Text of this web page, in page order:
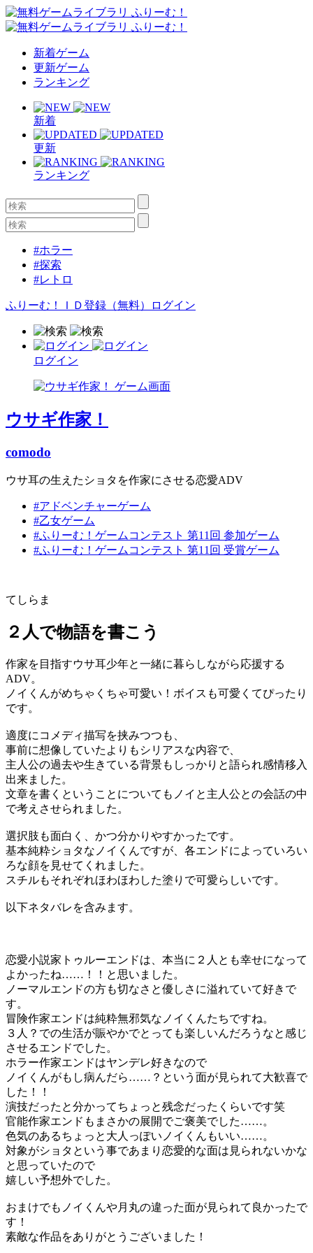
新着ゲーム
更新ゲーム
ランキング
新着
更新
ランキング
#ホラー
#探索
#レトロ
ふりーむ！ＩＤ登録（無料） ログイン
ログイン
ウサギ作家！
comodo
ウサ耳の生えたショタを作家にさせる恋愛ADV
#アドベンチャーゲーム
#乙女ゲーム
#ふりーむ！ゲームコンテスト 第11回 参加ゲーム
#ふりーむ！ゲームコンテスト 第11回 受賞ゲーム
てしらま
２人で物語を書こう
作家を目指すウサ耳少年と一緒に暮らしながら応援する
ADV。
ノイくんがめちゃくちゃ可愛い！ボイスも可愛くてぴったり
です。
適度にコメディ描写を挟みつつも、
事前に想像していたよりもシリアスな内容で、
主人公の過去や生きている背景もしっかりと語られ感情移入
出来ました。
文章を書くということについてもノイと主人公との会話の中
で考えさせられました。
選択肢も面白く、かつ分かりやすかったです。
基本純粋ショタなノイくんですが、各エンドによっていろい
ろな顔を見せてくれました。
スチルもそれぞれほわほわした塗りで可愛らしいです。
以下ネタバレを含みます。
恋愛小説家トゥルーエンドは、本当に２人とも幸せになって
よかったね……！！と思いました。
ノーマルエンドの方も切なさと優しさに溢れていて好きで
す。
冒険作家エンドは純粋無邪気なノイくんたちですね。
３人？での生活が賑やかでとっても楽しいんだろうなと感じ
させるエンドでした。
ホラー作家エンドはヤンデレ好きなので
ノイくんがもし病んだら……？という面が見られて大歓喜で
した！！
演技だったと分かってちょっと残念だったくらいです笑
官能作家エンドもまさかの展開でご褒美でした……。
色気のあるちょっと大人っぽいノイくんもいい……。
対象がショタという事であまり恋愛的な面は見られないかな
と思っていたので
嬉しい予想外でした。
おまけでもノイくんや月丸の違った面が見られて良かったで
す！
素敵な作品をありがとうございました！